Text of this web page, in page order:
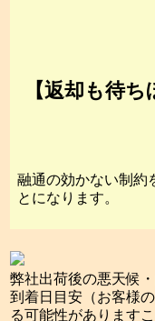
【返却も待ち
融通の効かない制約
とになります。
弊社出荷後の悪天候
到着日目安（お客様
る可能性があります